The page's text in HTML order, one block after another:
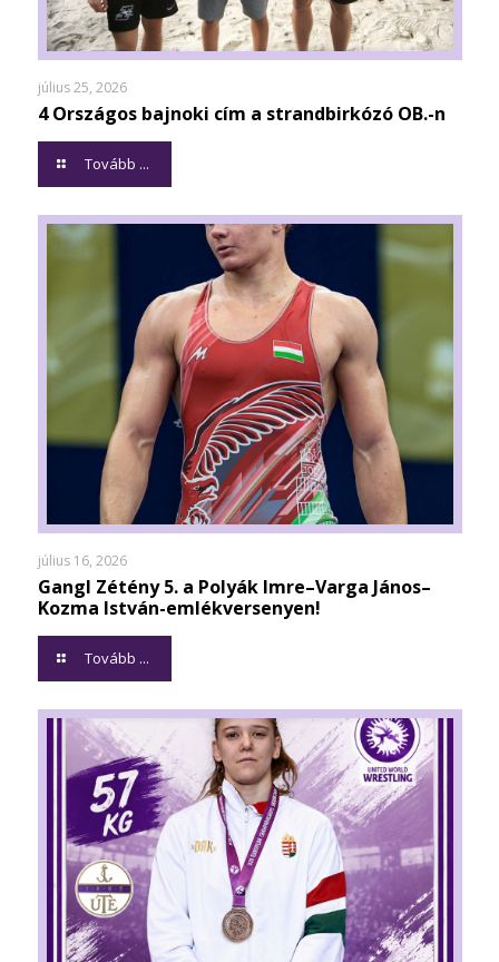
július 25, 2026
4 Országos bajnoki cím a strandbirkózó OB.-n
Tovább ...
július 16, 2026
Gangl Zétény 5. a Polyák Imre–Varga János–
Kozma István-emlékversenyen!
Tovább ...